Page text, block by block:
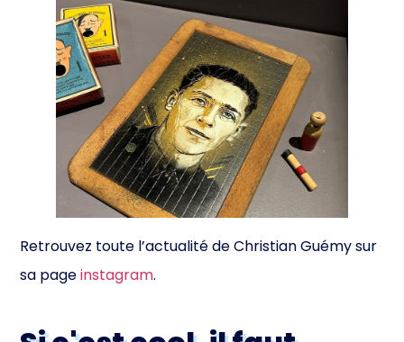
Retrouvez toute l’actualité de Christian Guémy sur
sa pageinstagram.